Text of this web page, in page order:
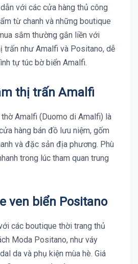
với các cửa hàng thủ công
từ chanh và những boutique
sắm thường gắn liền với
trấn như Amalfi và Positano, dễ
tự túc bờ biển Amalfi.
thị trấn Amalfi
thờ Amalfi (Duomo di Amalfi) là
hàng bán đồ lưu niệm, gốm
và đặc sản địa phương. Phù
trong lúc tham quan trung
ven biển Positano
các boutique thời trang thủ
Moda Positano, như váy
da và phụ kiện mùa hè. Giá